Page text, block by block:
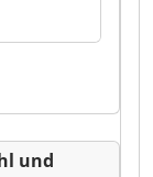
und